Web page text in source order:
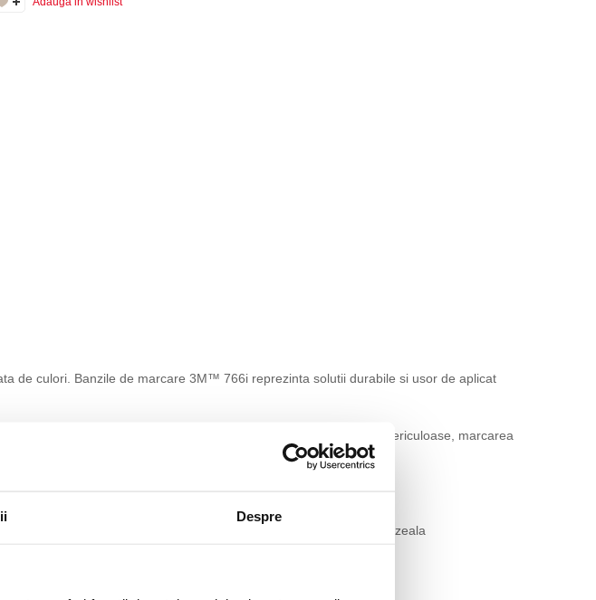
Despre
de culori. Banzile de marcare 3M™ 766i reprezinta solutii durabile si usor de aplicat
si hale de productie, semnalizarea obstacolelor si a locurilor periculoase, marcarea
mare de viata; este usor de aplicat, versatila, rezistenta la umezeala